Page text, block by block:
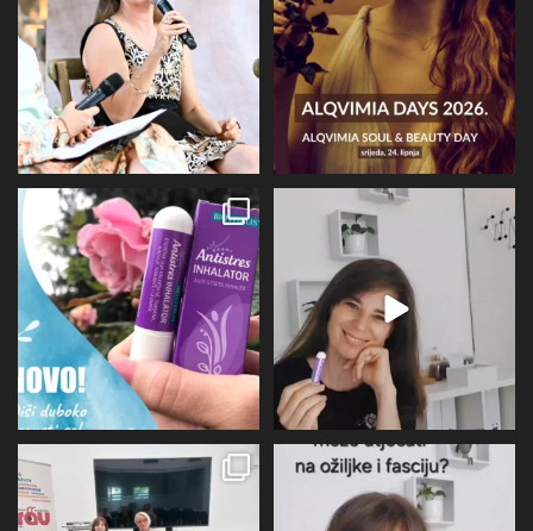
67 6 16
Evo malo detaljnije o mirisu i
limbičkom sustavu,...
12 0
BIOVITALIS® Antistresni inhalator -
super dodatak
31
U subotu zahvaljujući Društvu
oboljelih od
Više I detaljnije o utjecaju
perimenopauze na sve